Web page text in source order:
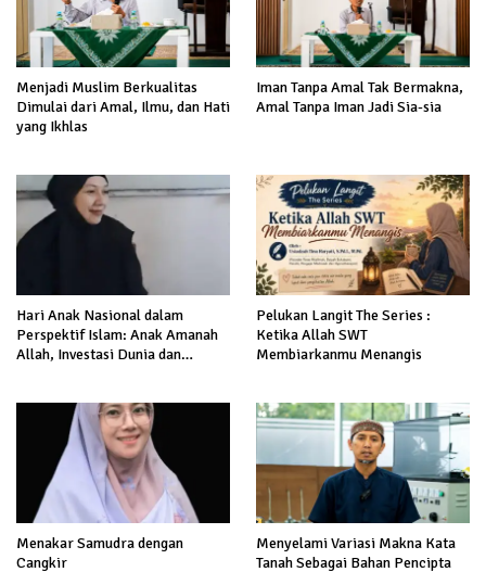
Menjadi Muslim Berkualitas
Dimulai dari Amal, Ilmu, dan Hati
yang Ikhlas
Iman Tanpa Amal Tak Bermakna,
Amal Tanpa Iman Jadi Sia-sia
Hari Anak Nasional dalam
Perspektif Islam: Anak Amanah
Allah, Investasi Dunia dan
Pelukan Langit The Series :
Ketika Allah SWT
Membiarkanmu Menangis
Menakar Samudra dengan
Cangkir
Menyelami Variasi Makna Kata
Tanah Sebagai Bahan Pencipta